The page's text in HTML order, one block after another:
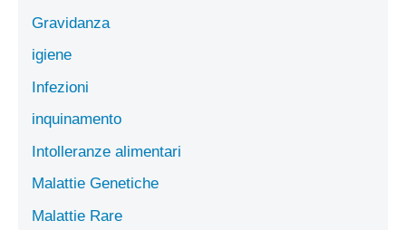
Gravidanza
igiene
Infezioni
inquinamento
Intolleranze alimentari
Malattie Genetiche
Malattie Rare